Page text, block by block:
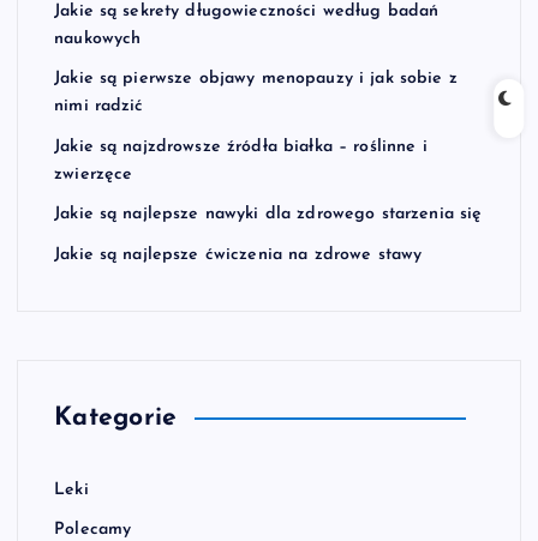
Jakie są sekrety długowieczności według badań
naukowych
Jakie są pierwsze objawy menopauzy i jak sobie z
nimi radzić
Jakie są najzdrowsze źródła białka – roślinne i
zwierzęce
Jakie są najlepsze nawyki dla zdrowego starzenia się
Jakie są najlepsze ćwiczenia na zdrowe stawy
Kategorie
Leki
Polecamy